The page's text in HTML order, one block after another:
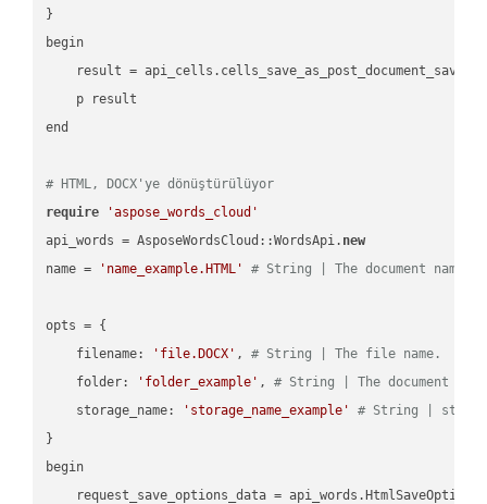
}
begin
result =
    p result
end
# HTML, DOCX'ye dönüştürülüyor
require
'aspose_words_cloud'
api_words = AsposeWordsCloud::WordsApi. new
name =
'name_example.HTML' # String | The document name.
opts = {
    filename:
'file.DOCX' , # String | The file name.
    folder:
'folder_example' , # String | The document
    storage_name:
'storage_name_example'
# String |
}
begin
request_save_options_data =